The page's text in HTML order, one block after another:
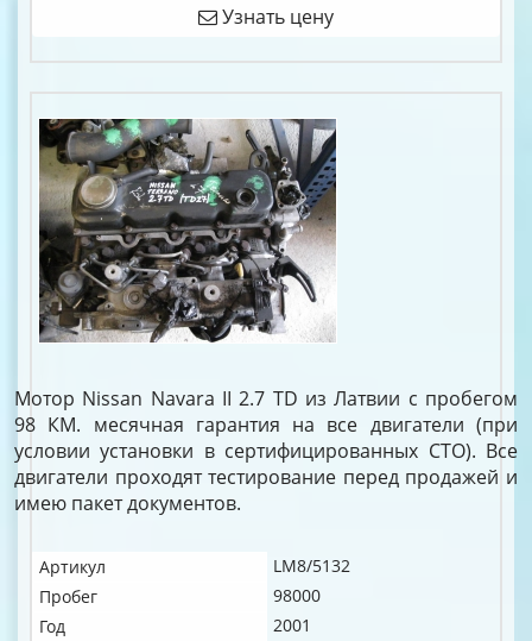
Узнать цену
Мотор Nissan Navara II 2.7 TD из Латвии с пробегом
98 КМ. месячная гарантия на все двигатели (при
условии установки в сертифицированных СТО). Все
двигатели проходят тестирование перед продажей и
имею пакет документов.
Артикул
LM8/5132
Пробег
98000
Год
2001